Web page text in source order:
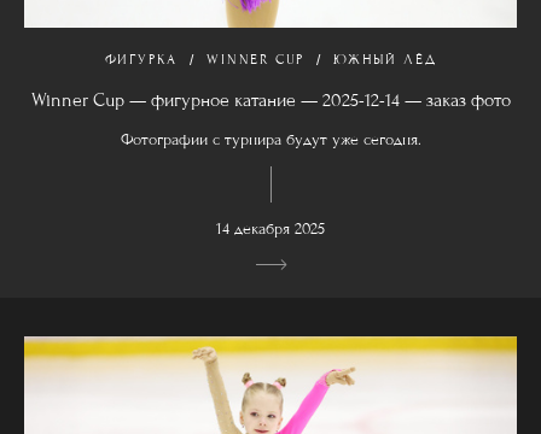
ФИГУРКА WINNER CUP ЮЖНЫЙ ЛЁД
Winner Cup — фигурное катание — 2025-12-14 — заказ фото
Фотографии с турнира будут уже сегодня.
14 декабря 2025